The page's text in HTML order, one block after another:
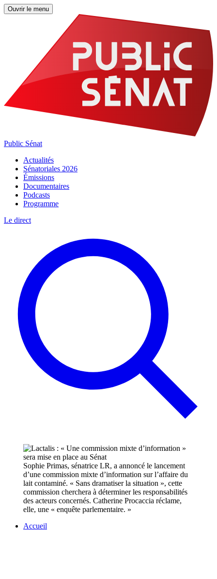
Ouvrir le menu
Public Sénat
Actualités
Sénatoriales 2026
Émissions
Documentaires
Podcasts
Programme
Le direct
Sophie Primas, sénatrice LR, a annoncé le lancement
d’une commission mixte d’information sur l’affaire du
lait contaminé. « Sans dramatiser la situation », cette
commission cherchera à déterminer les responsabilités
des acteurs concernés. Catherine Procaccia réclame,
elle, une « enquête parlementaire. »
Accueil